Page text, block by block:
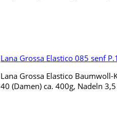
Lana Grossa Elastico 085 senf
Lana Grossa Elastico
40 (Damen) ca. 400g, Nadeln